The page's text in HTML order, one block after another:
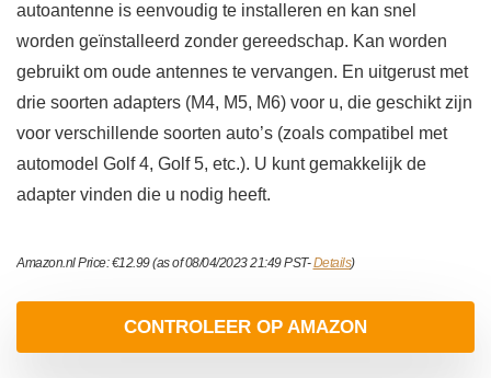
autoantenne is eenvoudig te installeren en kan snel
worden geïnstalleerd zonder gereedschap. Kan worden
gebruikt om oude antennes te vervangen. En uitgerust met
drie soorten adapters (M4, M5, M6) voor u, die geschikt zijn
voor verschillende soorten auto’s (zoals compatibel met
automodel Golf 4, Golf 5, etc.). U kunt gemakkelijk de
adapter vinden die u nodig heeft.
Amazon.nl Price:€12.99(as of 08/04/2023 21:49 PST-Details)
CONTROLEER OP AMAZON